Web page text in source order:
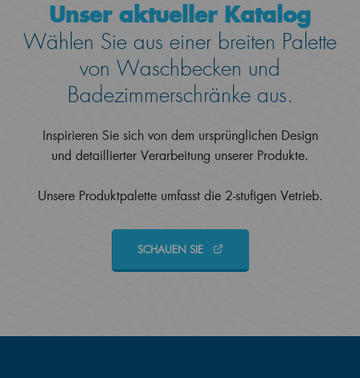
Unser aktueller Katalog
Wählen Sie aus einer breiten Palette
von Waschbecken und
Badezimmerschränke aus.
Inspirieren Sie sich von dem ursprünglichen Design
und detaillierter Verarbeitung unserer Produkte.
Unsere Produktpalette umfasst die 2-stufigen Vetrieb.
SCHAUEN SIE